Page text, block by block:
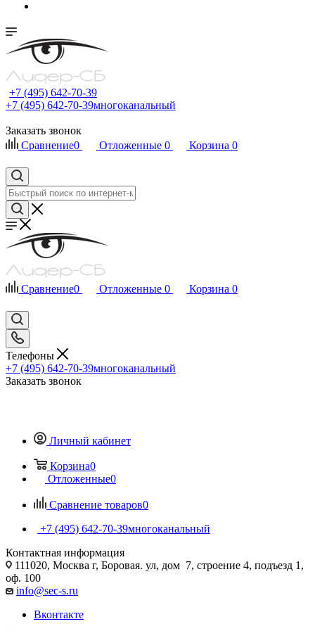
+7 (495) 642-70-39
+7 (495) 642-70-39многоканальный
Заказать звонок
Сравнение0 Отложенные 0 Корзина 0
Сравнение0 Отложенные 0 Корзина 0
Телефоны
+7 (495) 642-70-39многоканальный
Заказать звонок
Личный кабинет
Корзина0
Отложенные0
Сравнение товаров0
+7 (495) 642-70-39многоканальный
Контактная информация
111020, Москва г, Боровая. ул, дом 7, строение 4, подъезд 1,
оф. 100
info@sec-s.ru
Вконтакте